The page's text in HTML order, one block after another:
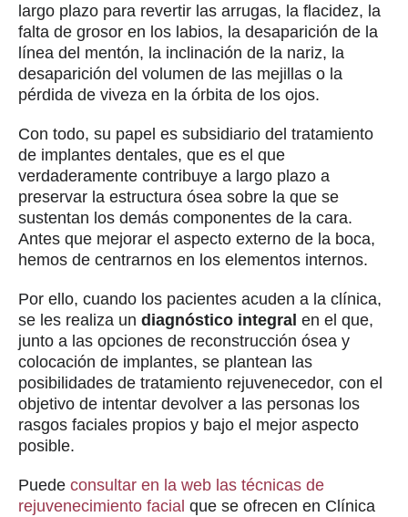
largo plazo para revertir las arrugas, la flacidez, la
falta de grosor en los labios, la desaparición de la
línea del mentón, la inclinación de la nariz, la
desaparición del volumen de las mejillas o la
pérdida de viveza en la órbita de los ojos.
Con todo, su papel es subsidiario del tratamiento
de implantes dentales, que es el que
verdaderamente contribuye a largo plazo a
preservar la estructura ósea sobre la que se
sustentan los demás componentes de la cara.
Antes que mejorar el aspecto externo de la boca,
hemos de centrarnos en los elementos internos.
Por ello, cuando los pacientes acuden a la clínica,
se les realiza un diagnóstico integral en el que,
junto a las opciones de reconstrucción ósea y
colocación de implantes, se plantean las
posibilidades de tratamiento rejuvenecedor, con el
objetivo de intentar devolver a las personas los
rasgos faciales propios y bajo el mejor aspecto
posible.
Puede consultar en la web las técnicas de
rejuvenecimiento facial que se ofrecen en Clínica